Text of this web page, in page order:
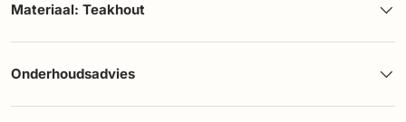
Materiaal: Teakhout
Onderhoudsadvies